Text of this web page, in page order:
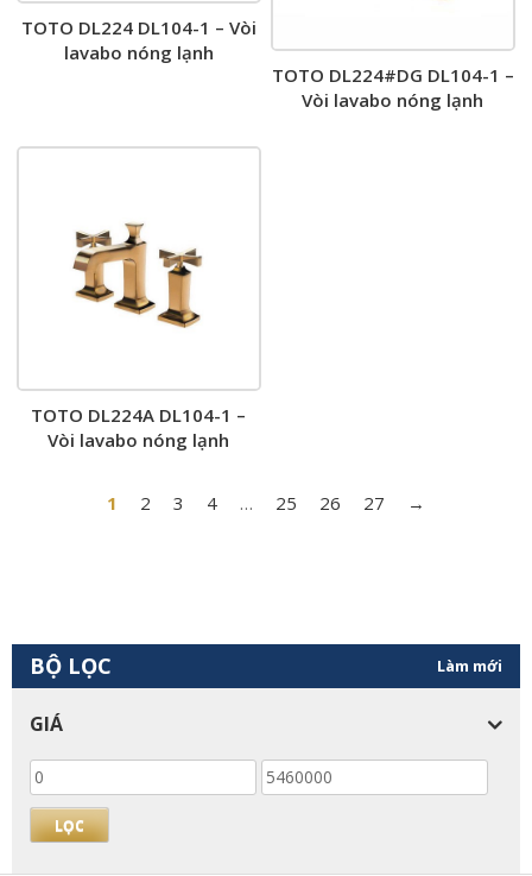
TOTO DL224 DL104-1 – Vòi
lavabo nóng lạnh
TOTO DL224#DG DL104-1 –
Vòi lavabo nóng lạnh
TOTO DL224A DL104-1 –
Vòi lavabo nóng lạnh
1 2 3 4 … 25 26 27 →
BỘ LỌC Làm mới
GIÁ
Giá
thấp
nhất
Giá
cao
LỌC